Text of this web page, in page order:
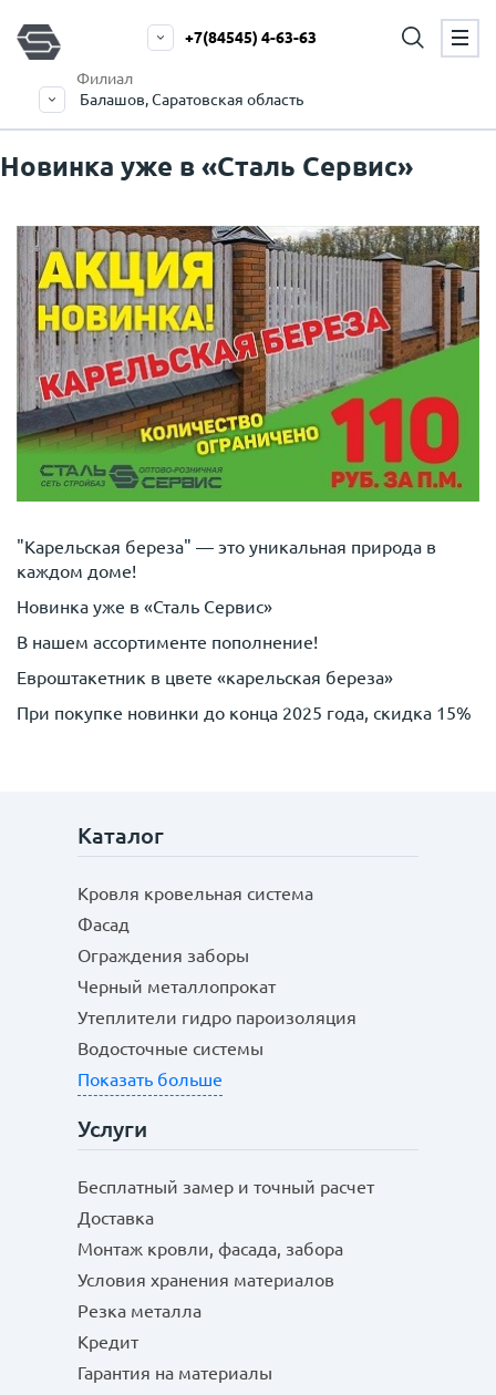
Филиал
Балашов, Саратовская область
+7(84545) 4-63-63
Новинка уже в «Сталь Сервис»
"Карельская береза" — это уникальная природа в
каждом доме!
Новинка уже в «Сталь Сервис»
В нашем ассортименте пополнение!
Евроштакетник в цвете «карельская береза»
При покупке новинки до конца 2025 года, скидка 15%
Каталог
Кровля кровельная система
Фасад
Ограждения заборы
Черный металлопрокат
Утеплители гидро пароизоляция
Водосточные системы
Показать больше
Услуги
Бесплатный замер и точный расчет
Доставка
Монтаж кровли, фасада, забора
Условия хранения материалов
Резка металла
Кредит
Гарантия на материалы